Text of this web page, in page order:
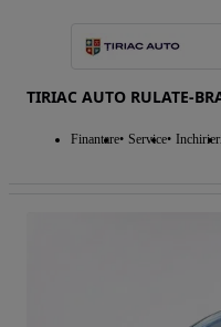
TIRIAC AUTO RULATE-
Finantare Service Inchirieri